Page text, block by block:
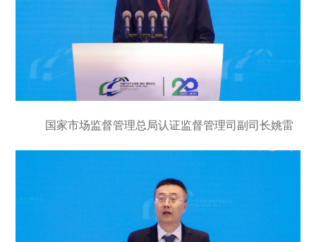
国家市场监督管理总局认证监督管理司副司长姚雷